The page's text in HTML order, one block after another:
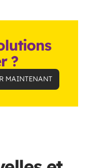
?
MAINTENANT